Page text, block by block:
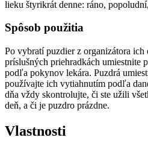
lieku štyrikrát denne: ráno,
Spôsob použitia
Po vybratí puzdier z organizátora
príslušných priehradkách umiestnite
podľa pokynov lekára. Puzdrá
používajte ich vytiahnutím podľa
dňa vždy skontrolujte, či ste užili
deň, a či je puzdro prázdne.
Vlastnosti